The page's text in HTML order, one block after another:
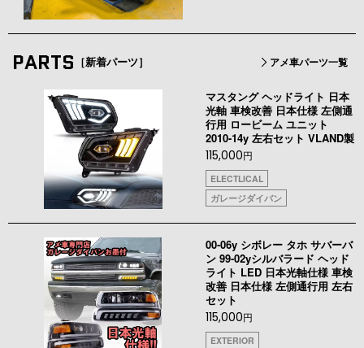
PARTS ［新着パーツ］ アメ車パーツ一覧
マスタング ヘッドライト 日本
光軸 車検改善 日本仕様 左側通
行用 ロービーム ユニット
2010-14y 左右セット VLAND製
115,000円
ELECTLICAL
ガレージダイバン
00-06y シボレー タホ サバーバ
ン 99-02yシルバラード ヘッド
ライト LED 日本光軸仕様 車検
改善 日本仕様 左側通行用 左右
セット
115,000円
EXTERIOR